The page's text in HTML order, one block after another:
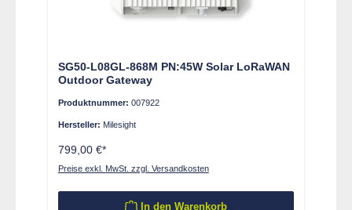
SG50-L08GL-868M PN:45W Solar LoRaWAN
Outdoor Gateway
Produktnummer: 007922
Hersteller: Milesight
799,00 €*
Preise exkl. MwSt. zzgl. Versandkosten
In den Warenkorb